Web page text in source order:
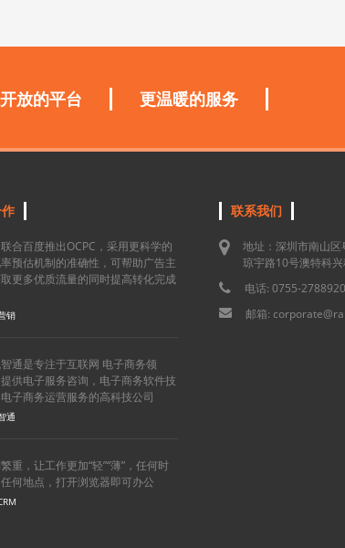
放的平台 更温暖的服务
合百度推出OCPC，采用更科学的
预估机制的准确性，可帮助广告主
更多优质流量的同时提高转化完成
销
通是专注于互联网 电子商务领
供电子服务咨询，电子商务软件技
子商务运营服务的高科技公司
通
重，让工作更加“轻”“薄”，任何时
何地点，打开浏览器即可办公
联系我们
地址：深圳市南山
琼宇路10号澳特科
电话: 0755-
邮箱: